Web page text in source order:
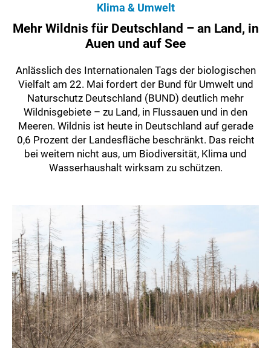
Klima & Umwelt
Mehr Wildnis für Deutschland – an Land, in
Auen und auf See
Anlässlich des Internationalen Tags der biologischen
Vielfalt am 22. Mai fordert der Bund für Umwelt und
Naturschutz Deutschland (BUND) deutlich mehr
Wildnisgebiete – zu Land, in Flussauen und in den
Meeren. Wildnis ist heute in Deutschland auf gerade
0,6 Prozent der Landesfläche beschränkt. Das reicht
bei weitem nicht aus, um Biodiversität, Klima und
Wasserhaushalt wirksam zu schützen.